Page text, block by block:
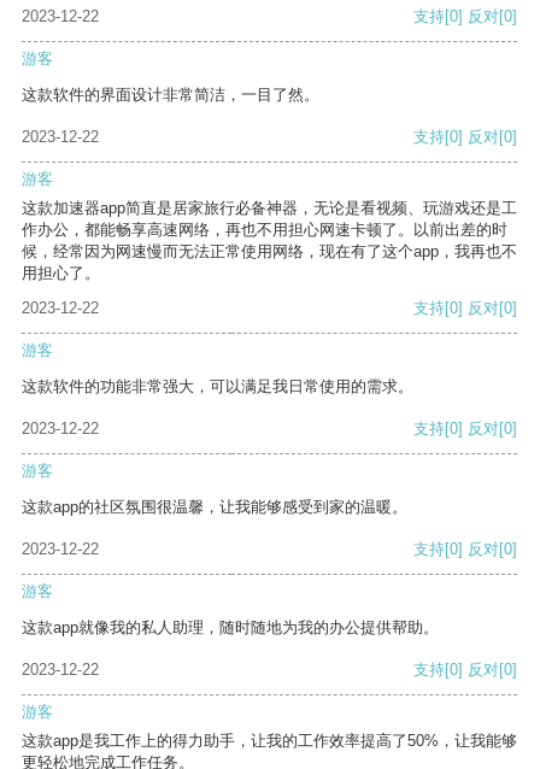
2023-12-22
支持[0] 反对[0]
游客
这款软件的界面设计非常简洁，一目了然。
2023-12-22 支持[0] 反对[0]
游客
这款加速器app简直是居家旅行必备神器，无论是看视频、玩游戏还是工
作办公，都能畅享高速网络，再也不用担心网速卡顿了。以前出差的时
候，经常因为网速慢而无法正常使用网络，现在有了这个app，我再也不
用担心了。
2023-12-22
支持[0] 反对[0]
游客
这款软件的功能非常强大，可以满足我日常使用的需求。
2023-12-22 支持[0] 反对[0]
游客
这款app的社区氛围很温馨，让我能够感受到家的温暖。
2023-12-22 支持[0] 反对[0]
游客
这款app就像我的私人助理，随时随地为我的办公提供帮助。
2023-12-22 支持[0] 反对[0]
游客
这款app是我工作上的得力助手，让我的工作效率提高了50%，让我能够
更轻松地完成工作任务。